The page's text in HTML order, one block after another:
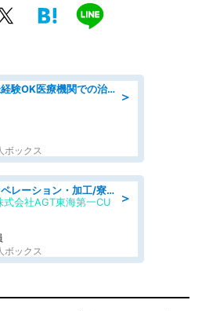
＞
「土日祝休み」未経験OK医療機関での治験コーディネーターのお仕事
ボックス
＞
金属製品の機械オペレーション・加工/寮完備/日払い/工場・製造
式会社AGT東海第一CU
ボックス